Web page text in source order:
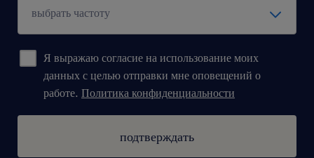
Я выражаю согласие на использование моих
данных с целью отправки мне оповещений о
работе. Политика конфиденциальности
подтверждать